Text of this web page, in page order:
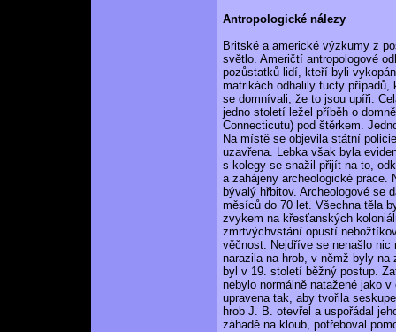
Antropologické nálezy
Britské a americké výzkumy z
světlo. Američtí antropologové
pozůstatků lidí, kteří byli
matrikách odhalily tucty
se domnívali, že to jsou upíři.
jedno století ležel příběh o
Connecticutu) pod štěrkem.
Na místě se objevila státní
uzavřena. Lebka však byla
s kolegy se snažil přijít na to,
a zahájeny archeologické
bývalý hřbitov. Archeologové se
měsíců do 70 let. Všechna těla
zvykem na křesťanských
zmrtvýchvstání opustí
věčnost. Nejdříve se nenašlo nic
narazila na hrob, v němž byly
byl v 19. století běžný postup.
nebylo normálně natažené jako
upravena tak, aby tvořila
hrob J. B. otevřel a uspořádal
záhadě na kloub, potřeboval